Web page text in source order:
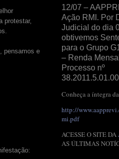
protestar,
pensamos e
12/07 –
Ação RMI. Por
Judicial do dia
obtivemos
para o Grupo
– Renda
Processo nº
Conheça a íntegra
http://
mi.pdf
ACESSE O SITE DA
AS ÚLTIMAS